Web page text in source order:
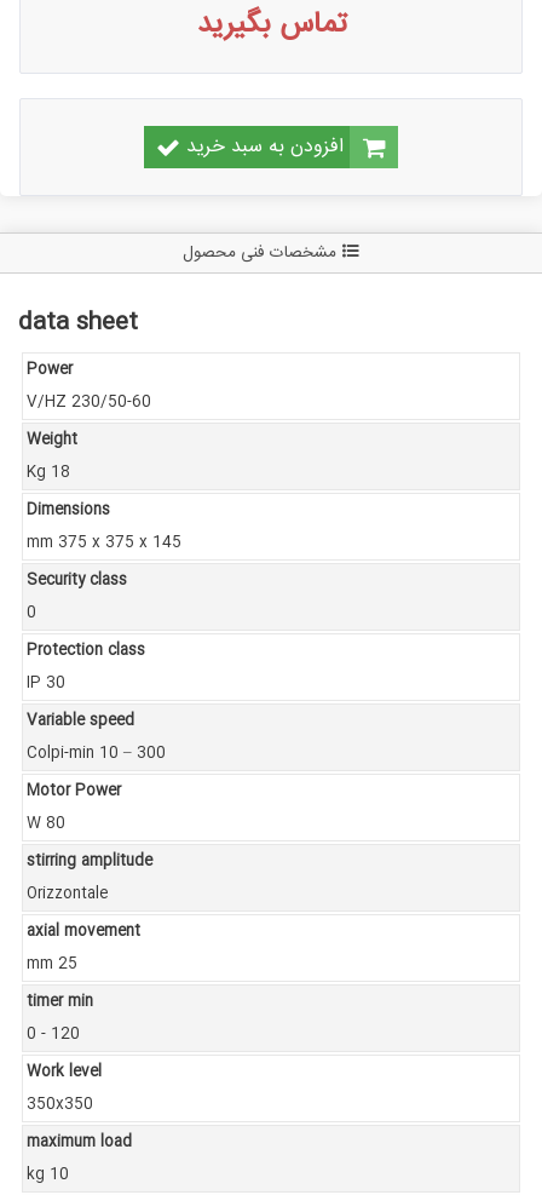
تماس بگیرید
افزودن به سبد خرید
مشخصات فنی محصول
data sheet
Power
V/HZ 230/50-60
Weight
Kg 18
Dimensions
mm 375 x 375 x 145
Security class
0
Protection class
IP 30
Variable speed
Colpi-min 10 – 300
Motor Power
W 80
stirring amplitude
Orizzontale
axial movement
mm 25
timer min
0 - 120
Work level
350x350
maximum load
kg 10